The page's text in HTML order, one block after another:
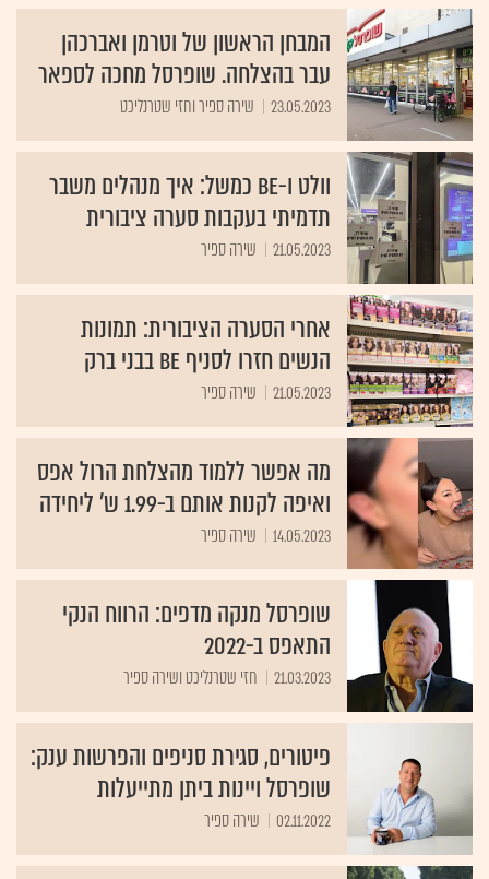
המבחן הראשון של וטרמן ואברכהן
עבר בהצלחה. שופרסל מחכה לספאר
23.05.2023 שירה ספיר וחזי שטרנליכט
וולט ו-Be כמשל: איך מנהלים משבר
תדמיתי בעקבות סערה ציבורית
21.05.2023 שירה ספיר
אחרי הסערה הציבורית: תמונות
הנשים חזרו לסניף Be בבני ברק
21.05.2023 שירה ספיר
מה אפשר ללמוד מהצלחת הרול אפס
ואיפה לקנות אותם ב-1.99 ש' ליחידה
14.05.2023 שירה ספיר
שופרסל מנקה מדפים: הרווח הנקי
התאפס ב-2022
21.03.2023 חזי שטרנליכט ושירה ספיר
פיטורים, סגירת סניפים והפרשות ענק:
שופרסל ויינות ביתן מתייעלות
02.11.2022 שירה ספיר